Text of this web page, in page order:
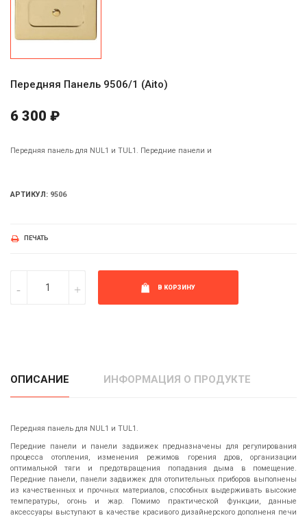
Передняя Панель 9506/1 (Aito)
6 300 ₽
Передняя панель для NUL1 и TUL1. Передние панели и
АРТИКУЛ: 9506
ПЕЧАТЬ
В КОРЗИНУ
ОПИСАНИЕ ИНФОРМАЦИЯ О ПРОДУКТЕ
Передняя панель для NUL1 и TUL1.
Передние панели и панели задвижек предназначены для регулирования
процесса отопления, изменения режимов горения дров, организации
оптимальной тяги и предотвращения попадания дыма в помещение.
Передние панели, панели задвижек для отопительных приборов выполнены
из качественных и прочных материалов, способных выдерживать высокие
температуры, огонь и жар. Помимо практической функции, данные
аксессуары выступают в качестве красивого дизайнерского дополненя печи